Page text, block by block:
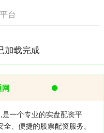
台
加载完成
一个专业的实盘配资平
、便捷的股票配资服务。